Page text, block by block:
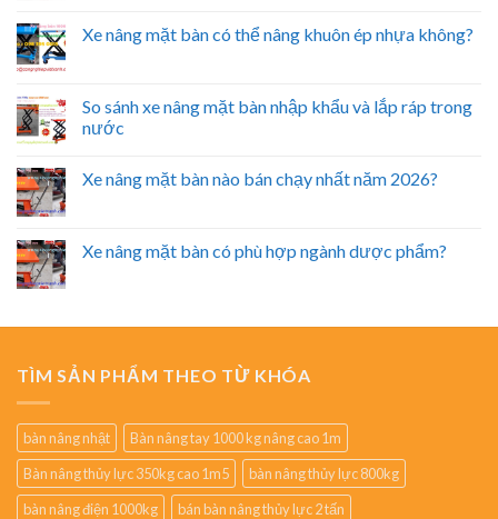
Xe nâng mặt bàn có thể nâng khuôn ép nhựa không?
So sánh xe nâng mặt bàn nhập khẩu và lắp ráp trong
nước
Xe nâng mặt bàn nào bán chạy nhất năm 2026?
Xe nâng mặt bàn có phù hợp ngành dược phẩm?
TÌM SẢN PHẨM THEO TỪ KHÓA
bàn nâng nhật
Bàn nâng tay 1000 kg nâng cao 1m
Bàn nâng thủy lực 350kg cao 1m5
bàn nâng thủy lực 800kg
bàn nâng điện 1000kg
bán bàn nâng thủy lực 2 tấn